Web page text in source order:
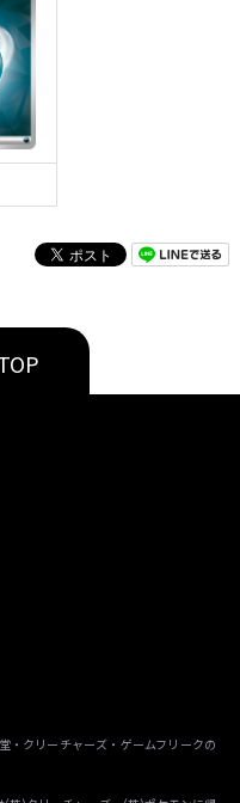
・クリーチャーズ・ゲームフリークの